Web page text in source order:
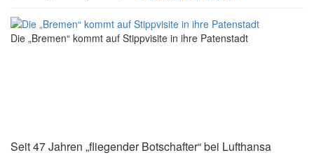
Die „Bremen“ kommt auf Stippvisite in ihre Patenstadt
Seit 47 Jahren „fliegender Botschafter“ bei Lufthansa